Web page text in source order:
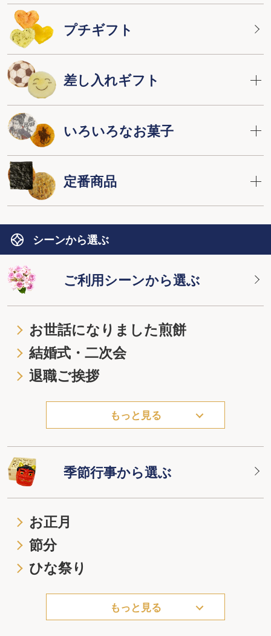
プチギフト
差し入れギフト
いろいろなお菓子
定番商品
シーンから選ぶ
ご利用シーンから選ぶ
お世話になりました煎餅
結婚式・二次会
退職ご挨拶
もっと見る
季節行事から選ぶ
お正月
節分
ひな祭り
もっと見る